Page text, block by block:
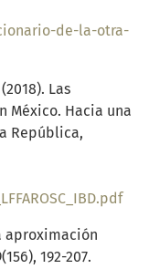
de-la-otra-
Las
México. Hacia una
República,
aproximación
192-207.